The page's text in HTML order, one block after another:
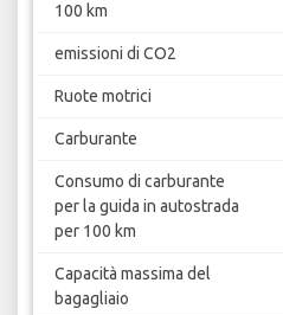
100 km
emissioni di CO2
Ruote motrici
Carburante
Consumo di carburante
per la guida in autostrada
per 100 km
Capacità massima del
bagagliaio